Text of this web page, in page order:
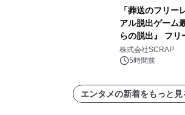
「葬送のフリー
アル脱出ゲーム
らの脱出』 フリ
器を手に魔族を
インビジュアル公
株式会社SCRAP
5時間前
エンタメの新着をもっと見